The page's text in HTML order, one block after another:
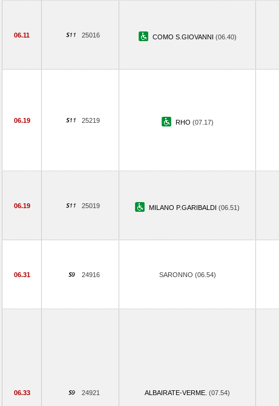
06.11 25016 COMO S.GIOVANNI (06.40)
06.19 25219 RHO (07.17)
06.19 25019 MILANO P.GARIBALDI (06.51)
06.31 24916 SARONNO (06.54)
06.33 24921 ALBAIRATE-VERME. (07.54)